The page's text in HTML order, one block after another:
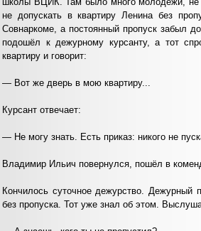
не допускать в квартиру Ленина без
Совнаркоме, а постоянный пропуск забыл
подошёл к дежурному курсанту, а тот
квартиру и говорит:
— Вот же дверь в мою квартиру...
Курсант отвечает:
— Не могу знать. Есть приказ: никого не
Владимир Ильич повернулся, пошёл в
Кончилось суточное дежурство.
без пропуска. Тот уже знал об этом.